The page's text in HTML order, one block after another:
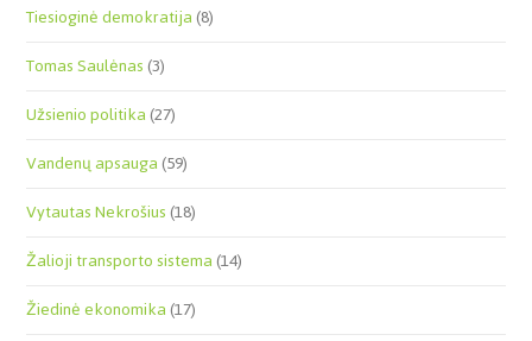
Tiesioginė demokratija(8)
Tomas Saulėnas(3)
Užsienio politika(27)
Vandenų apsauga(59)
Vytautas Nekrošius(18)
Žalioji transporto sistema(14)
Žiedinė ekonomika(17)